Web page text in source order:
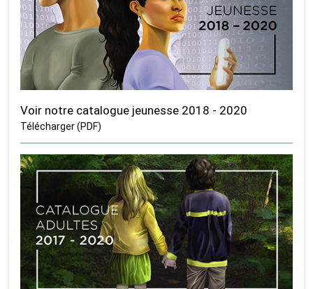
Voir notre catalogue jeunesse 2018 - 2020
Télécharger (PDF)